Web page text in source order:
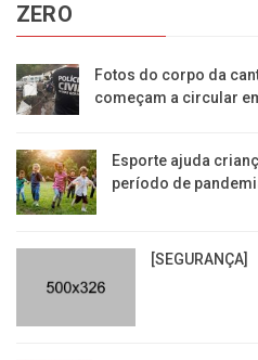
ZERO
Fotos do corpo da
começam a circular
Esporte ajuda
período de
[SEGURANÇA]